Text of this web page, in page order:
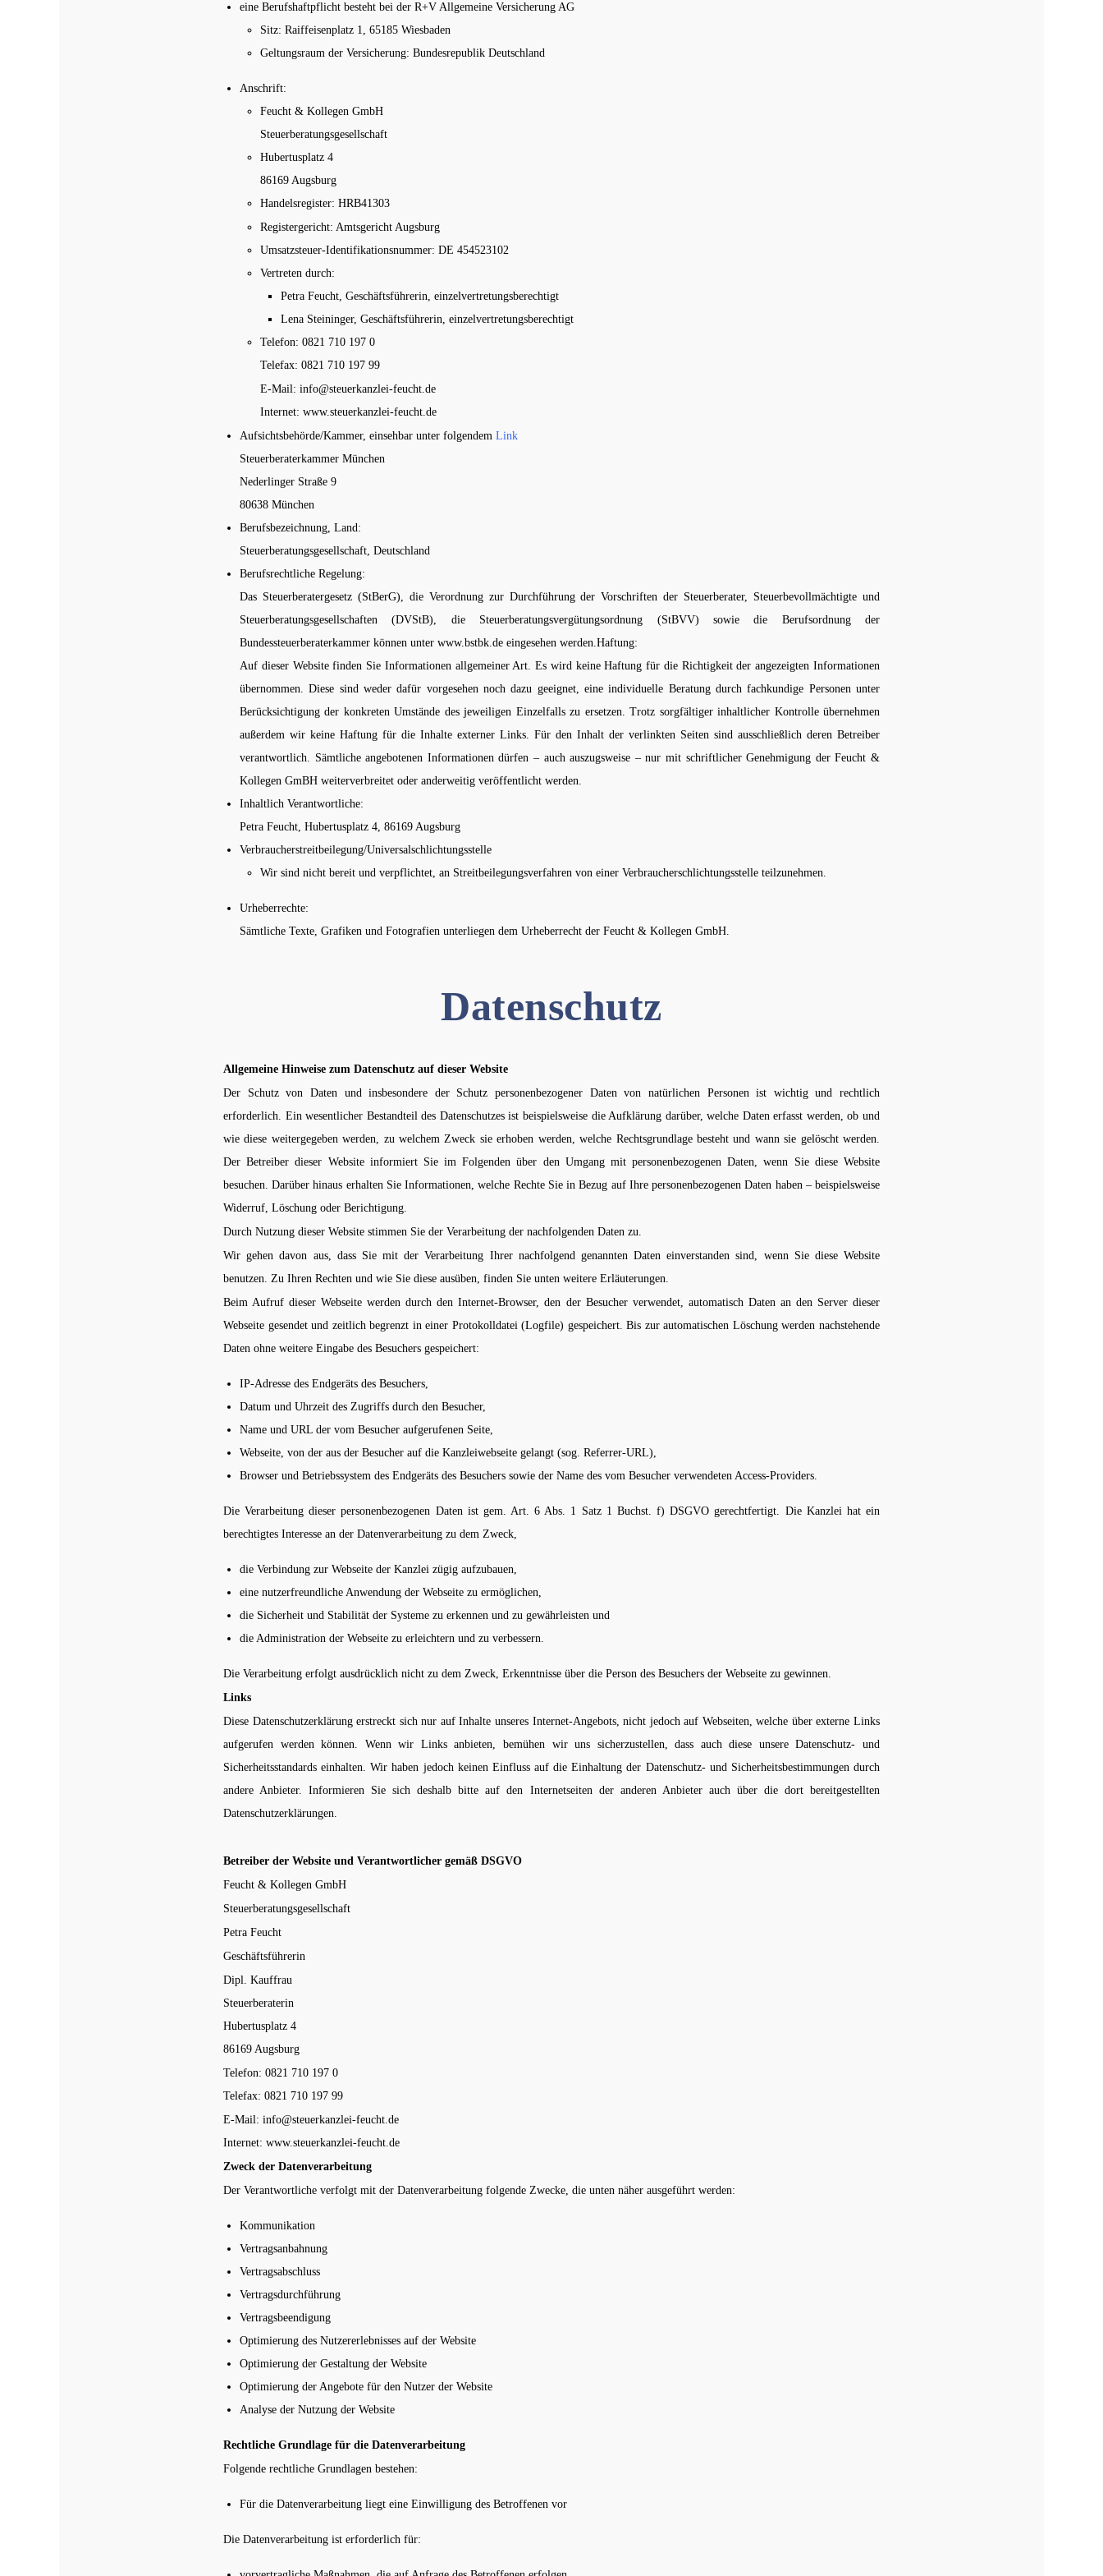
eine Berufshaftpflicht besteht bei der R+V Allgemeine Versicherung AG
Sitz: Raiffeisenplatz 1, 65185 Wiesbaden
Geltungsraum der Versicherung: Bundesrepublik Deutschland
Anschrift:
Feucht & Kollegen GmbH
Steuerberatungsgesellschaft
Hubertusplatz 4
86169 Augsburg
Handelsregister: HRB41303
Registergericht: Amtsgericht Augsburg
Umsatzsteuer-Identifikationsnummer: DE 454523102
Vertreten durch:
Petra Feucht, Geschäftsführerin, einzelvertretungsberechtigt
Lena Steininger, Geschäftsführerin, einzelvertretungsberechtigt
Telefon: 0821 710 197 0
Telefax: 0821 710 197 99
E-Mail: info@steuerkanzlei-feucht.de
Internet: www.steuerkanzlei-feucht.de
Aufsichtsbehörde/Kammer, einsehbar unter folgendem Link
Steuerberaterkammer München
Nederlinger Straße 9
80638 München
Berufsbezeichnung, Land:
Steuerberatungsgesellschaft, Deutschland
Berufsrechtliche Regelung:
Das Steuerberatergesetz (StBerG), die Verordnung zur Durchführung der Vorschriften der Steuerberater, Steuerbevollmächtigte und
Steuerberatungsgesellschaften (DVStB), die Steuerberatungsvergütungsordnung (StBVV) sowie die Berufsordnung der
Bundessteuerberaterkammer können unter www.bstbk.de eingesehen werden.Haftung:
Auf dieser Website finden Sie Informationen allgemeiner Art. Es wird keine Haftung für die Richtigkeit der angezeigten Informationen
übernommen. Diese sind weder dafür vorgesehen noch dazu geeignet, eine individuelle Beratung durch fachkundige Personen unter
Berücksichtigung der konkreten Umstände des jeweiligen Einzelfalls zu ersetzen. Trotz sorgfältiger inhaltlicher Kontrolle übernehmen
außerdem wir keine Haftung für die Inhalte externer Links. Für den Inhalt der verlinkten Seiten sind ausschließlich deren Betreiber
verantwortlich. Sämtliche angebotenen Informationen dürfen – auch auszugsweise – nur mit schriftlicher Genehmigung der Feucht &
Kollegen GmBH weiterverbreitet oder anderweitig veröffentlicht werden.
Inhaltlich Verantwortliche:
Petra Feucht, Hubertusplatz 4, 86169 Augsburg
Verbraucherstreitbeilegung/Universalschlichtungsstelle
Wir sind nicht bereit und verpflichtet, an Streitbeilegungsverfahren von einer Verbraucherschlichtungsstelle teilzunehmen.
Urheberrechte:
Sämtliche Texte, Grafiken und Fotografien unterliegen dem Urheberrecht der Feucht & Kollegen GmbH.
Datenschutz
Allgemeine Hinweise zum Datenschutz auf dieser Website
Der Schutz von Daten und insbesondere der Schutz personenbezogener Daten von natürlichen Personen ist wichtig und rechtlich
erforderlich. Ein wesentlicher Bestandteil des Datenschutzes ist beispielsweise die Aufklärung darüber, welche Daten erfasst werden, ob und
wie diese weitergegeben werden, zu welchem Zweck sie erhoben werden, welche Rechtsgrundlage besteht und wann sie gelöscht werden.
Der Betreiber dieser Website informiert Sie im Folgenden über den Umgang mit personenbezogenen Daten, wenn Sie diese Website
besuchen. Darüber hinaus erhalten Sie Informationen, welche Rechte Sie in Bezug auf Ihre personenbezogenen Daten haben – beispielsweise
Widerruf, Löschung oder Berichtigung.
Durch Nutzung dieser Website stimmen Sie der Verarbeitung der nachfolgenden Daten zu.
Wir gehen davon aus, dass Sie mit der Verarbeitung Ihrer nachfolgend genannten Daten einverstanden sind, wenn Sie diese Website
benutzen. Zu Ihren Rechten und wie Sie diese ausüben, finden Sie unten weitere Erläuterungen.
Beim Aufruf dieser Webseite werden durch den Internet-Browser, den der Besucher verwendet, automatisch Daten an den Server dieser
Webseite gesendet und zeitlich begrenzt in einer Protokolldatei (Logfile) gespeichert. Bis zur automatischen Löschung werden nachstehende
Daten ohne weitere Eingabe des Besuchers gespeichert:
IP-Adresse des Endgeräts des Besuchers,
Datum und Uhrzeit des Zugriffs durch den Besucher,
Name und URL der vom Besucher aufgerufenen Seite,
Webseite, von der aus der Besucher auf die Kanzleiwebseite gelangt (sog. Referrer-URL),
Browser und Betriebssystem des Endgeräts des Besuchers sowie der Name des vom Besucher verwendeten Access-Providers.
Die Verarbeitung dieser personenbezogenen Daten ist gem. Art. 6 Abs. 1 Satz 1 Buchst. f) DSGVO gerechtfertigt. Die Kanzlei hat ein
berechtigtes Interesse an der Datenverarbeitung zu dem Zweck,
die Verbindung zur Webseite der Kanzlei zügig aufzubauen,
eine nutzerfreundliche Anwendung der Webseite zu ermöglichen,
die Sicherheit und Stabilität der Systeme zu erkennen und zu gewährleisten und
die Administration der Webseite zu erleichtern und zu verbessern.
Die Verarbeitung erfolgt ausdrücklich nicht zu dem Zweck, Erkenntnisse über die Person des Besuchers der Webseite zu gewinnen.
Links
Diese Datenschutzerklärung erstreckt sich nur auf Inhalte unseres Internet-Angebots, nicht jedoch auf Webseiten, welche über externe Links
aufgerufen werden können. Wenn wir Links anbieten, bemühen wir uns sicherzustellen, dass auch diese unsere Datenschutz- und
Sicherheitsstandards einhalten. Wir haben jedoch keinen Einfluss auf die Einhaltung der Datenschutz- und Sicherheitsbestimmungen durch
andere Anbieter. Informieren Sie sich deshalb bitte auf den Internetseiten der anderen Anbieter auch über die dort bereitgestellten
Datenschutzerklärungen.
Betreiber der Website und Verantwortlicher gemäß DSGVO
Feucht & Kollegen GmbH
Steuerberatungsgesellschaft
Petra Feucht
Geschäftsführerin
Dipl. Kauffrau
Steuerberaterin
Hubertusplatz 4
86169 Augsburg
Telefon: 0821 710 197 0
Telefax: 0821 710 197 99
E-Mail: info@steuerkanzlei-feucht.de
Internet: www.steuerkanzlei-feucht.de
Zweck der Datenverarbeitung
Der Verantwortliche verfolgt mit der Datenverarbeitung folgende Zwecke, die unten näher ausgeführt werden:
Kommunikation
Vertragsanbahnung
Vertragsabschluss
Vertragsdurchführung
Vertragsbeendigung
Optimierung des Nutzererlebnisses auf der Website
Optimierung der Gestaltung der Website
Optimierung der Angebote für den Nutzer der Website
Analyse der Nutzung der Website
Rechtliche Grundlage für die Datenverarbeitung
Folgende rechtliche Grundlagen bestehen:
Für die Datenverarbeitung liegt eine Einwilligung des Betroffenen vor
Die Datenverarbeitung ist erforderlich für: